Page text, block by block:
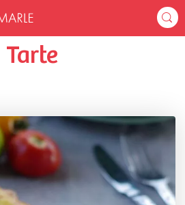
Listes de favoris
Tarte